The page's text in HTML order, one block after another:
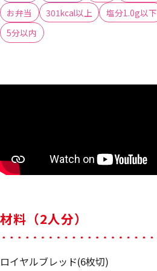
お弁当
301kcal以上 塩分1.0g以下
5分以内
材料（2人分）
ロイヤルブレッド(6枚切)